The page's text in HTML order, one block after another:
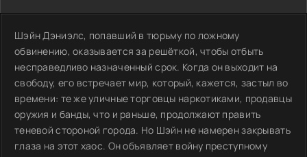
Шэйн Дэниэлс, попавший в тюрьму по ложному
обвинению, оказывается за решёткой, чтобы отбыть
несправедливо назначенный срок. Когда он выходит на
свободу, его встречает мир, который, кажется, застыл во
времени: те же уличные торговцы наркотиками, продавцы
оружия и банды, что и раньше, продолжают править
теневой стороной города. Но Шэйн не намерен закрывать
глаза на этот хаос. Он объявляет войну преступному